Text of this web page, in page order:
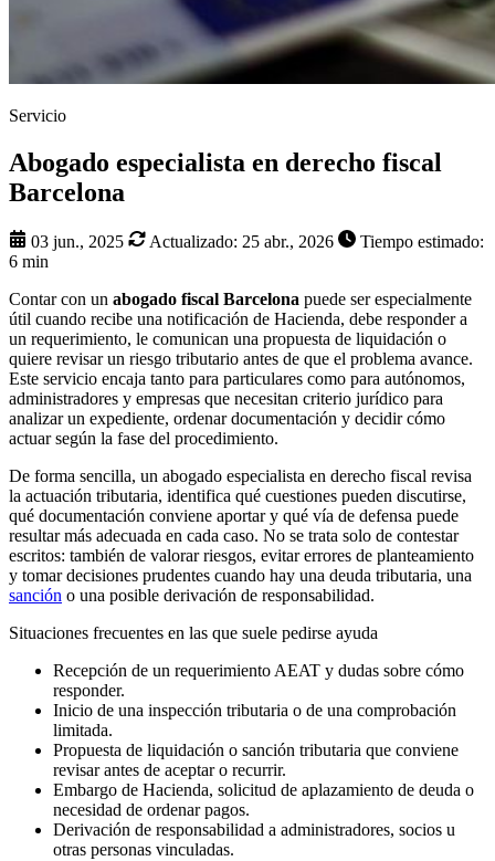
Servicio
Abogado especialista en derecho fiscal
Barcelona
03 jun., 2025 Actualizado: 25 abr., 2026
Tiempo estimado:
6 min
Contar con un abogado fiscal Barcelona puede ser especialmente
útil cuando recibe una notificación de Hacienda, debe responder a
un requerimiento, le comunican una propuesta de liquidación o
quiere revisar un riesgo tributario antes de que el problema avance.
Este servicio encaja tanto para particulares como para autónomos,
administradores y empresas que necesitan criterio jurídico para
analizar un expediente, ordenar documentación y decidir cómo
actuar según la fase del procedimiento.
De forma sencilla, un abogado especialista en derecho fiscal revisa
la actuación tributaria, identifica qué cuestiones pueden discutirse,
qué documentación conviene aportar y qué vía de defensa puede
resultar más adecuada en cada caso. No se trata solo de contestar
escritos: también de valorar riesgos, evitar errores de planteamiento
y tomar decisiones prudentes cuando hay una deuda tributaria, una
sanción o una posible derivación de responsabilidad.
Situaciones frecuentes en las que suele pedirse ayuda
Recepción de un requerimiento AEAT y dudas sobre cómo
responder.
Inicio de una inspección tributaria o de una comprobación
limitada.
Propuesta de liquidación o sanción tributaria que conviene
revisar antes de aceptar o recurrir.
Embargo de Hacienda, solicitud de aplazamiento de deuda o
necesidad de ordenar pagos.
Derivación de responsabilidad a administradores, socios u
otras personas vinculadas.